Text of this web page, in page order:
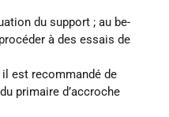
du sup­port ; au be­
à des es­sais de
est re­com­mandé de
primaire d’ac­croche